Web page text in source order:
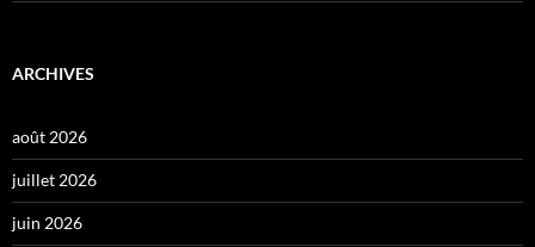
ARCHIVES
août 2026
juillet 2026
juin 2026